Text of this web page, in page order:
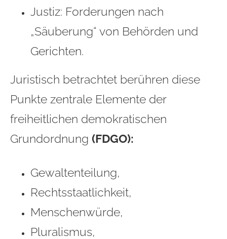
Justiz: Forderungen nach
„Säuberung“ von Behörden und
Gerichten.
Juristisch betrachtet berühren diese
Punkte zentrale Elemente der
freiheitlichen demokratischen
Grundordnung (FDGO):
Gewaltenteilung,
Rechtsstaatlichkeit,
Menschenwürde,
Pluralismus,